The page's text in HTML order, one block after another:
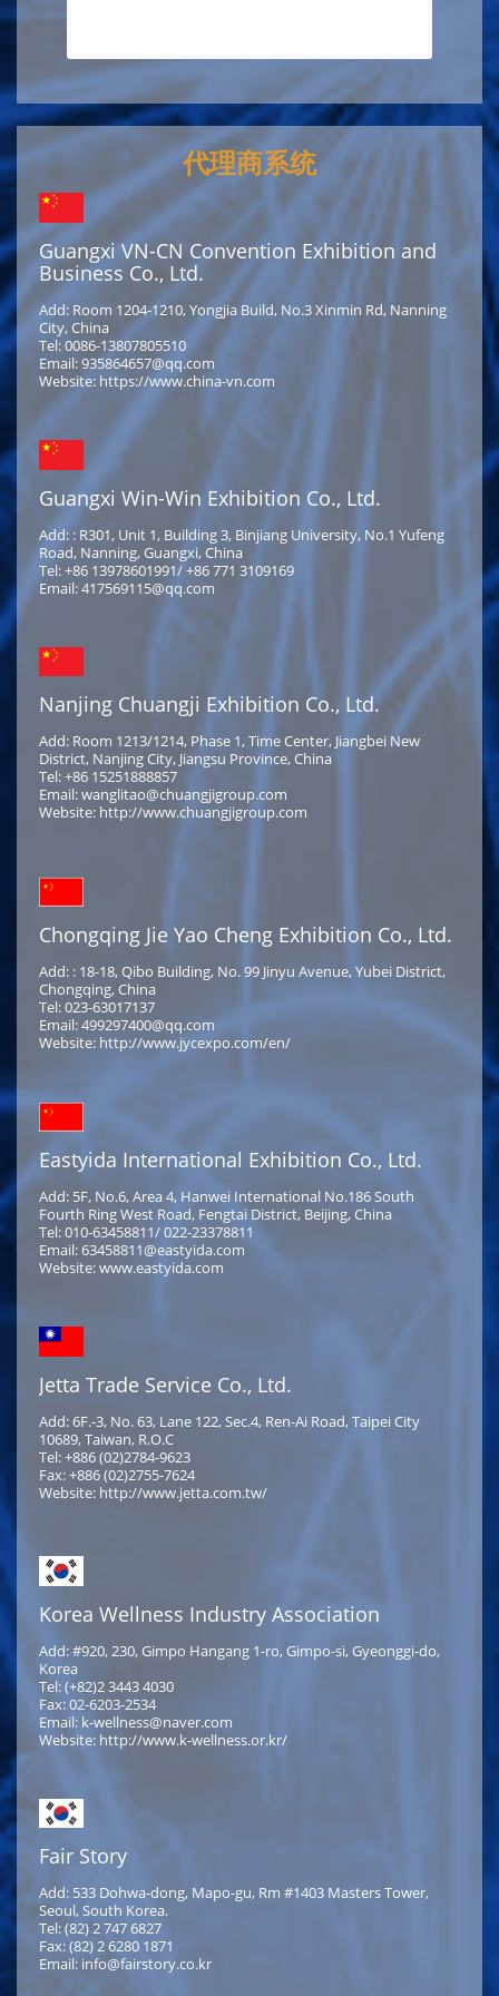
代理商系统
Guangxi VN-CN Convention Exhibition and
Business Co., Ltd.
Add: Room 1204-1210, Yongjia Build, No.3 Xinmin Rd, Nanning
City, China
Tel: 0086-13807805510
Email: 935864657@qq.com
Website: https://www.china-vn.com
Guangxi Win-Win Exhibition Co., Ltd.
Add: : R301, Unit 1, Building 3, Binjiang University, No.1 Yufeng
Road, Nanning, Guangxi, China
Tel: +86 13978601991/ +86 771 3109169
Email: 417569115@qq.com
Nanjing Chuangji Exhibition Co., Ltd.
Add: Room 1213/1214, Phase 1, Time Center, Jiangbei New
District, Nanjing City, Jiangsu Province, China
Tel: +86 15251888857
Email: wanglitao@chuangjigroup.com
Website: http://www.chuangjigroup.com
Chongqing Jie Yao Cheng Exhibition Co., Ltd.
Add: : 18-18, Qibo Building, No. 99 Jinyu Avenue, Yubei District,
Chongqing, China
Tel: 023-63017137
Email: 499297400@qq.com
Website: http://www.jycexpo.com/en/
Eastyida International Exhibition Co., Ltd.
Add: 5F, No.6, Area 4, Hanwei International No.186 South
Fourth Ring West Road, Fengtai District, Beijing, China
Tel: 010-63458811/ 022-23378811
Email: 63458811@eastyida.com
Website: www.eastyida.com
Jetta Trade Service Co., Ltd.
Add: 6F.-3, No. 63, Lane 122, Sec.4, Ren-Ai Road, Taipei City
10689, Taiwan, R.O.C
Tel: +886 (02)2784-9623
Fax: +886 (02)2755-7624
Website: http://www.jetta.com.tw/
Korea Wellness Industry Association
Add: #920, 230, Gimpo Hangang 1-ro, Gimpo-si, Gyeonggi-do,
Korea
Tel: (+82)2 3443 4030
Fax: 02-6203-2534
Email: k-wellness@naver.com
Website: http://www.k-wellness.or.kr/
Fair Story
Add: 533 Dohwa-dong, Mapo-gu, Rm #1403 Masters Tower,
Seoul, South Korea.
Tel: (82) 2 747 6827
Fax: (82) 2 6280 1871
Email: info@fairstory.co.kr